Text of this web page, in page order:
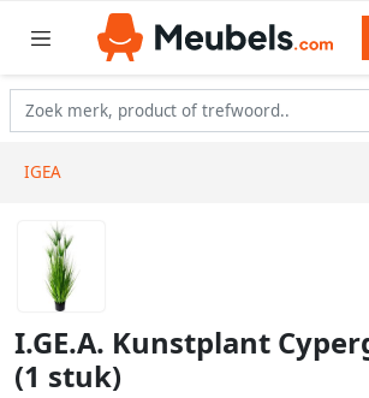
IGEA
I.GE.A. Kunstplant
(1 stuk)